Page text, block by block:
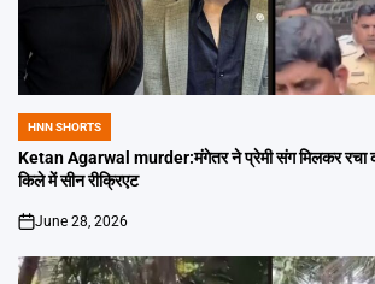
POSTED
IN
HNN SHORTS
Ketan Agarwal murder:मंगेतर ने प्रेमी संग मिलकर रचा
किले में सीन रीक्रिएट
on
June 28, 2026